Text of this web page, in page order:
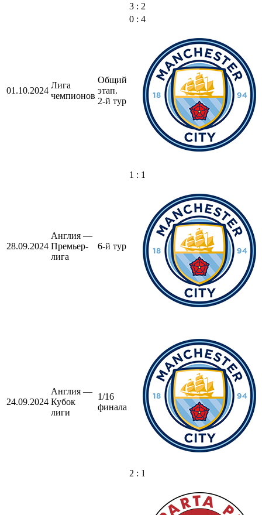
3 : 2
01.10.2024
Лига
чемпионов
Общий
этап.
2-й тур
0 : 4
28.09.2024
Англия —
Премьер-
лига
6-й тур
1 : 1
24.09.2024
Англия —
Кубок
лиги
1/16
финала
2 : 1